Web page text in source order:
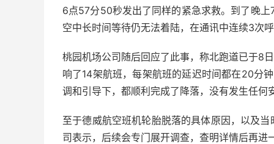
6点57分50秒发出了同样的紧急求救。到了晚
空中长时间等待仍无法着陆，在通讯中连续3次
桃园机场公司随后回应了此事，称北跑道已于8
响了14架航班，每架航班的延迟时间都在20分
调和引导下，都顺利完成了降落，没有发生任何
至于德威航空班机轮胎脱落的具体原因，以及
司表示，后续会专门展开调查，查明详情后再进